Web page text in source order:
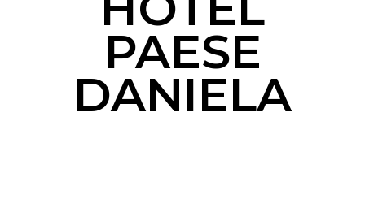
PAESE
DANIELA